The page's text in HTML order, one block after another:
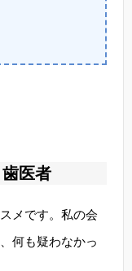
医者
メです。私の会
何も疑わなかっ